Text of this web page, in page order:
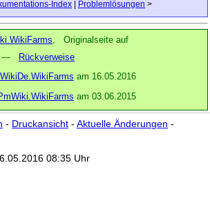
Index Problemlösungen >
, Originalseite auf
Rückverweise
am 16.05.2016
am 03.06.2015
- Druckansicht - Aktuelle Änderungen -
08:35 Uhr